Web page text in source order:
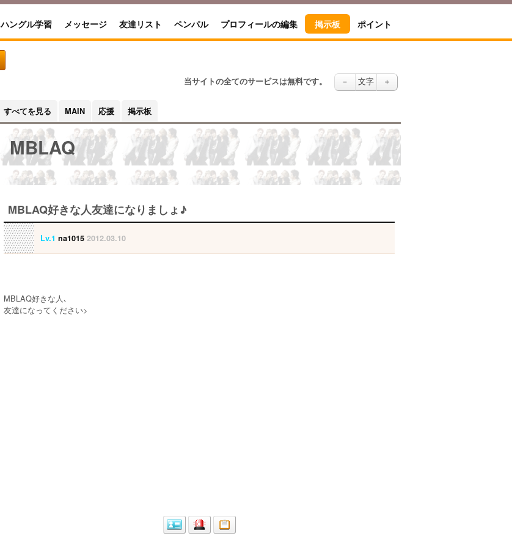
ハングル学習 メッセージ 友達リスト ペンパル プロフィールの編集 掲示板 ポイント
当サイトの全てのサービスは無料です。 － 文字 ＋
すべてを見る MAIN 応援 掲示板
MBLAQ
MBLAQ好きな人友達になりましょ♪
Lv.1 na1015 2012.03.10
MBLAQ好きな人､
友達になってください>